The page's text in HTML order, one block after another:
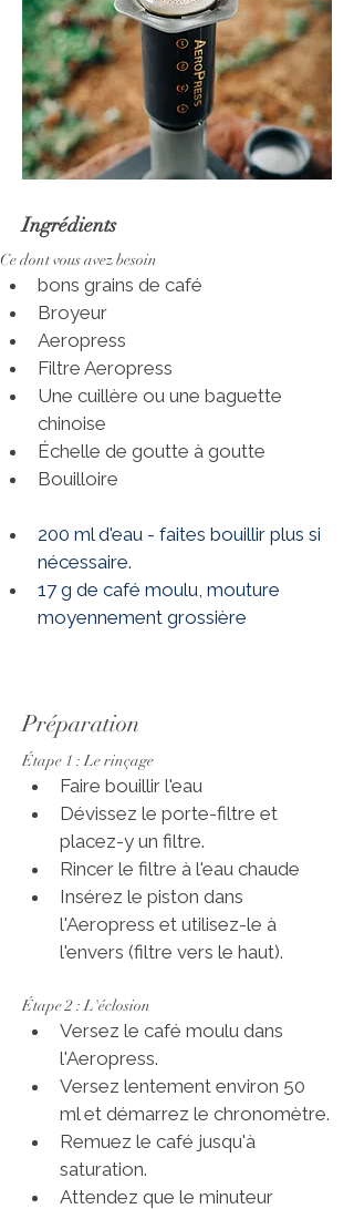
Ingrédients
Ce dont vous avez besoin
bons grains de café
Broyeur
Aeropress
Filtre Aeropress
Une cuillère ou une baguette
chinoise
Échelle de goutte à goutte
Bouilloire
200 ml d'eau - faites bouillir plus si
nécessaire.
17 g de café moulu, mouture
moyennement grossière
Préparation
Étape 1 : Le rinçage
Faire bouillir l'eau
Dévissez le porte-filtre et
placez-y un filtre.
Rincer le filtre à l'eau chaude
Insérez le piston dans
l'Aeropress et utilisez-le à
l'envers (filtre vers le haut).
Étape 2 : L'éclosion
Versez le café moulu dans
l'Aeropress.
Versez lentement environ 50
ml et démarrez le chronomètre.
Remuez le café jusqu'à
saturation.
Attendez que le minuteur